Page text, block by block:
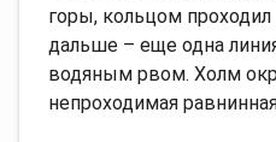
горы, кольцом проходил
дальше – еще одна
водяным рвом. Холм
непроходимая